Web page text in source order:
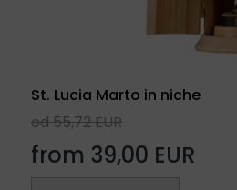
St. Lucia Marto in niche
od 55,72 EUR
from 39,00 EUR